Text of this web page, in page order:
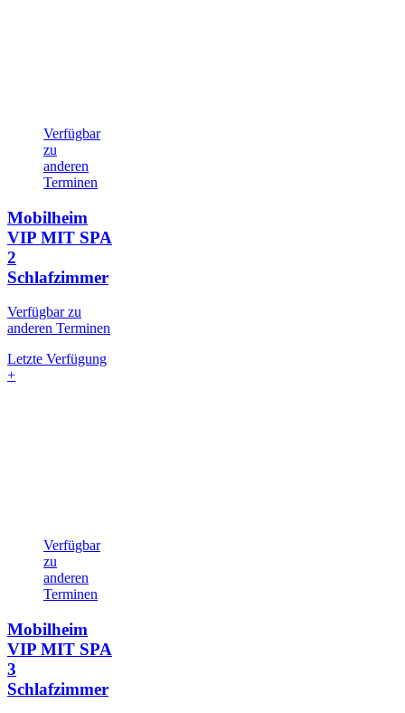
Verfügbar
zu
anderen
Terminen
Mobilheim
VIP MIT SPA
2
Schlafzimmer
Verfügbar zu
anderen Terminen
Letzte Verfügung
+
Verfügbar
zu
anderen
Terminen
Mobilheim
VIP MIT SPA
3
Schlafzimmer